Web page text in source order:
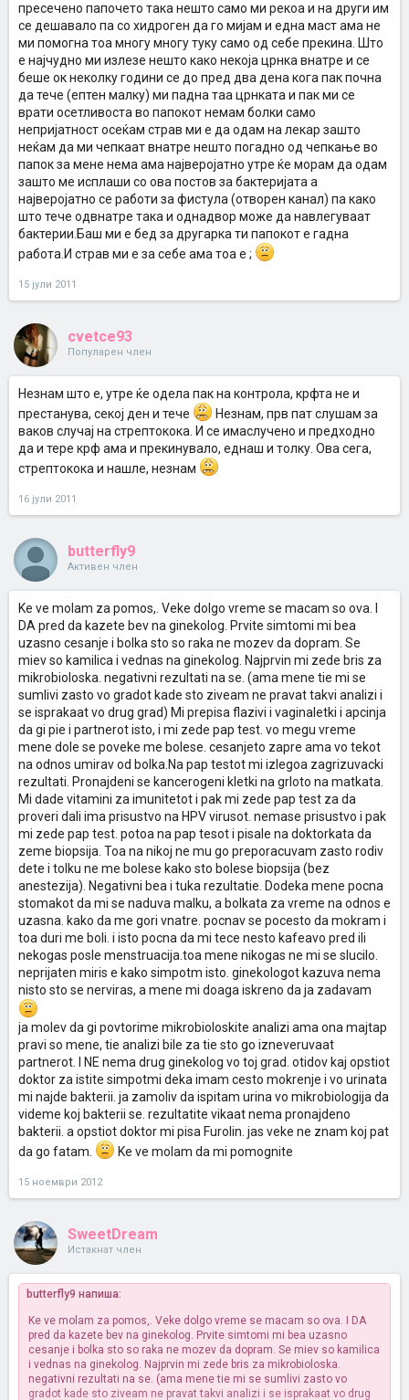
пресечено папочето така нешто само ми рекоа и на други им
се дешавало па со хидроген да го мијам и една маст ама не
ми помогна тоа многу многу туку само од себе прекина. Што
е најчудно ми излезе нешто како некоја црнка внатре и се
беше ок неколку години се до пред два дена кога пак почна
да тече (ептен малку) ми падна таа црнката и пак ми се
врати осетливоста во папокот немам болки само
непријатност осеќам страв ми е да одам на лекар зашто
неќам да ми чепкаат внатре нешто погадно од чепкање во
папок за мене нема ама најверојатно утре ќе морам да одам
зашто ме исплаши со ова постов за бактеријата а
најверојатно се работи за фистула (отворен канал) па како
што тече одвнатре така и однадвор може да навлегуваат
бактерии.Баш ми е бед за другарка ти папокот е гадна
работа.И страв ми е за себе ама тоа е ;
15 јули 2011
cvetce93
Популарен член
Незнам што е, утре ќе одела пак на контрола, крфта не и
престанува, секој ден и тече
Незнам, прв пат слушам за
ваков случај на стрептокока. И се имаслучено и предходно
да и тере крф ама и прекинувало, еднаш и толку. Ова сега,
стрептокока и нашле, незнам
16 јули 2011
butterfly9
Активен член
Ke ve molam za pomos,. Veke dolgo vreme se macam so ova. I
DA pred da kazete bev na ginekolog. Prvite simtomi mi bea
uzasno cesanje i bolka sto so raka ne mozev da dopram. Se
miev so kamilica i vednas na ginekolog. Najprvin mi zede bris za
mikrobioloska. negativni rezultati na se. (ama mene tie mi se
sumlivi zasto vo gradot kade sto ziveam ne pravat takvi analizi i
se isprakaat vo drug grad) Mi prepisa flazivi i vaginaletki i apcinja
da gi pie i partnerot isto, i mi zede pap test. vo megu vreme
mene dole se poveke me bolese. cesanjeto zapre ama vo tekot
na odnos umirav od bolka.Na pap testot mi izlegoa zagrizuvacki
rezultati. Pronajdeni se kancerogeni kletki na grloto na matkata.
Mi dade vitamini za imunitetot i pak mi zede pap test za da
proveri dali ima prisustvo na HPV virusot. nemase prisustvo i pak
mi zede pap test. potoa na pap tesot i pisale na doktorkata da
zeme biopsija. Toa na nikoj ne mu go preporacuvam zasto rodiv
dete i tolku ne me bolese kako sto bolese biopsija (bez
anestezija). Negativni bea i tuka rezultatie. Dodeka mene pocna
stomakot da mi se naduva malku, a bolkata za vreme na odnos e
uzasna. kako da me gori vnatre. pocnav se pocesto da mokram i
toa duri me boli. i isto pocna da mi tece nesto kafeavo pred ili
nekogas posle menstruacija.toa mene nikogas ne mi se slucilo.
neprijaten miris e kako simpotm isto. ginekologot kazuva nema
nisto sto se nerviras, a mene mi doaga iskreno da ja zadavam
ja molev da gi povtorime mikrobioloskite analizi ama ona majtap
pravi so mene, tie analizi bile za tie sto go izneveruvaat
partnerot. I NE nema drug ginekolog vo toj grad. otidov kaj opstiot
doktor za istite simpotmi deka imam cesto mokrenje i vo urinata
mi najde bakterii. ja zamoliv da ispitam urina vo mikrobiologija da
videme koj bakterii se. rezultatite vikaat nema pronajdeno
bakterii. a opstiot doktor mi pisa Furolin. jas veke ne znam koj pat
da go fatam.
Ke ve molam da mi pomognite
15 ноември 2012
SweetDream
Истакнат член
butterfly9 напиша:
Ke ve molam za pomos,. Veke dolgo vreme se macam so ova. I DA
pred da kazete bev na ginekolog. Prvite simtomi mi bea uzasno
cesanje i bolka sto so raka ne mozev da dopram. Se miev so kamilica
i vednas na ginekolog. Najprvin mi zede bris za mikrobioloska.
negativni rezultati na se. (ama mene tie mi se sumlivi zasto vo
gradot kade sto ziveam ne pravat takvi analizi i se isprakaat vo drug